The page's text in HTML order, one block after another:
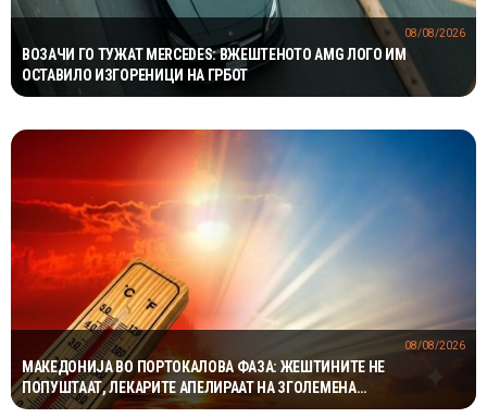
ВОЗАЧИ ГО ТУЖАТ MERCEDES: ВЖЕШТЕНОТО AMG ЛОГО ИМ
ОСТАВИЛО ИЗГОРЕНИЦИ НА ГРБОТ
08/08/2026
МАКЕДОНИЈА ВО ПОРТОКАЛОВА ФАЗА: ЖЕШТИНИТЕ НЕ
ПОПУШТААТ, ЛЕКАРИТЕ АПЕЛИРААТ НА ЗГОЛЕМЕНА
ПРЕТПАЗЛИВОСТ
08/08/2026